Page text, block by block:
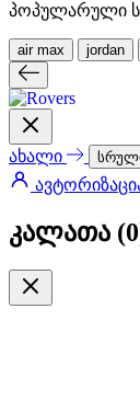
პოპულარული
air max jordan
ახალი
კალათა (0